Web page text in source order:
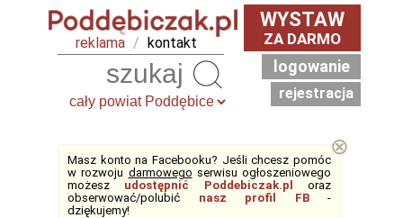
reklama / kontakt
WYSTAW
ZA DARMO
logowanie
rejestracja
Masz konto na Facebooku? Jeśli chcesz pomóc
w rozwoju darmowego serwisu ogłoszeniowego
możesz udostępnić Poddebiczak.pl
oraz
obserwować/polubić nasz profil FB-
dziękujemy!
⊗